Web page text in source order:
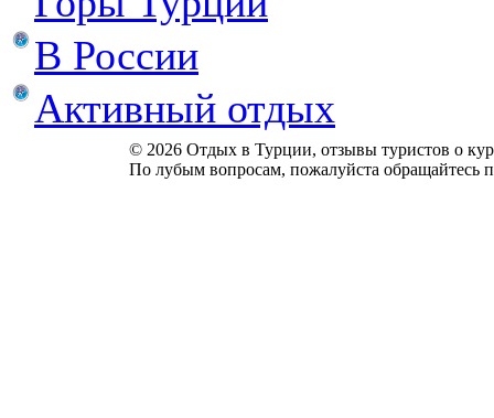
В России
Активный отдых
© 2026 Отдых в Турции, отзывы туристов о
По лубым вопросам, пожалуйста обращайтесь